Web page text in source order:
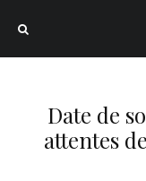
Date de
attentes